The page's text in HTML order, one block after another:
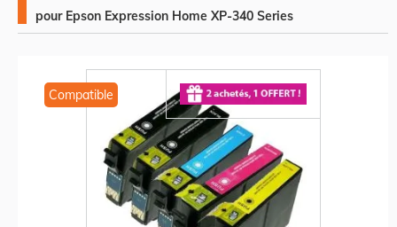
pour Epson Expression Home XP-340 Series
Compatible